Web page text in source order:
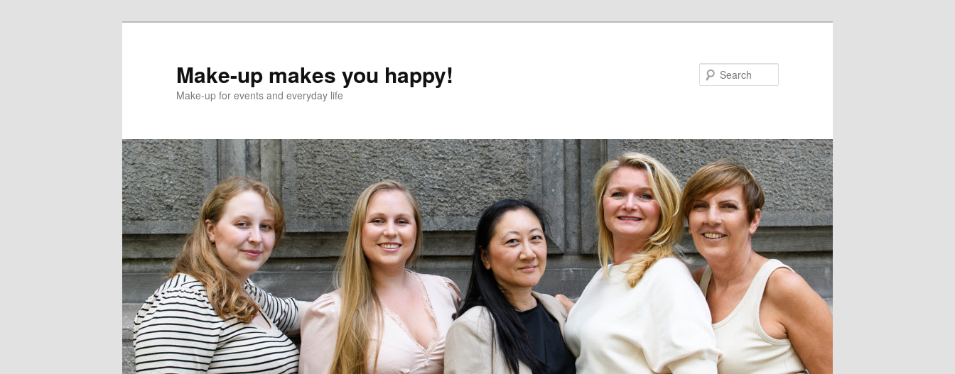
Make-up makes you happy!
Make-up for events and everyday life